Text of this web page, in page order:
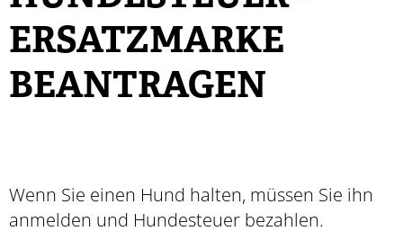
ERSATZMARKE
BEANTRAGEN
Wenn Sie einen Hund halten, müssen Sie ihn
anmelden und Hundesteuer bezahlen.